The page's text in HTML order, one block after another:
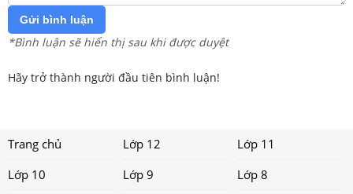
Gửi bình luận
*Bình luận sẽ hiển thị sau khi được duyệt
Hãy trở thành người đầu tiên bình luận!
Trang chủ Lớp 12
Lớp 11
Lớp 10
Lớp 9 Lớp 8